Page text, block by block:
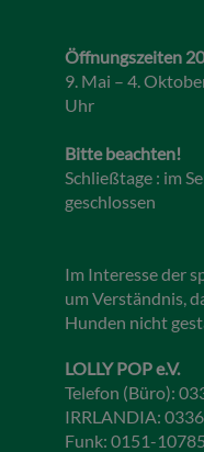
Öffnungszeiten
9. Mai – 4.
Uhr
Bitte beachten!
Schließtage : im
geschlossen
Im Interesse der
um Verständnis,
Hunden nicht
LOLLY POP e.V.
Telefon (Büro):
IRRLANDIA:
Funk: 0151-